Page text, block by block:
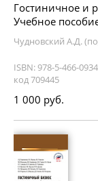
Гостиничное и
Учебное
Чудновский А.Д.
ISBN: 978-5-466-
код 709445
1 000 руб.